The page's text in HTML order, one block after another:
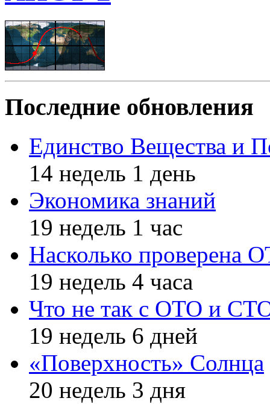
Последние обновления
Единство Вещества и
14 недель 1 день
Экономика знаний
19 недель 1 час
Насколько проверена
19 недель 4 часа
Что не так с ОТО и
19 недель 6 дней
«Поверхность» Солнца
20 недель 3 дня